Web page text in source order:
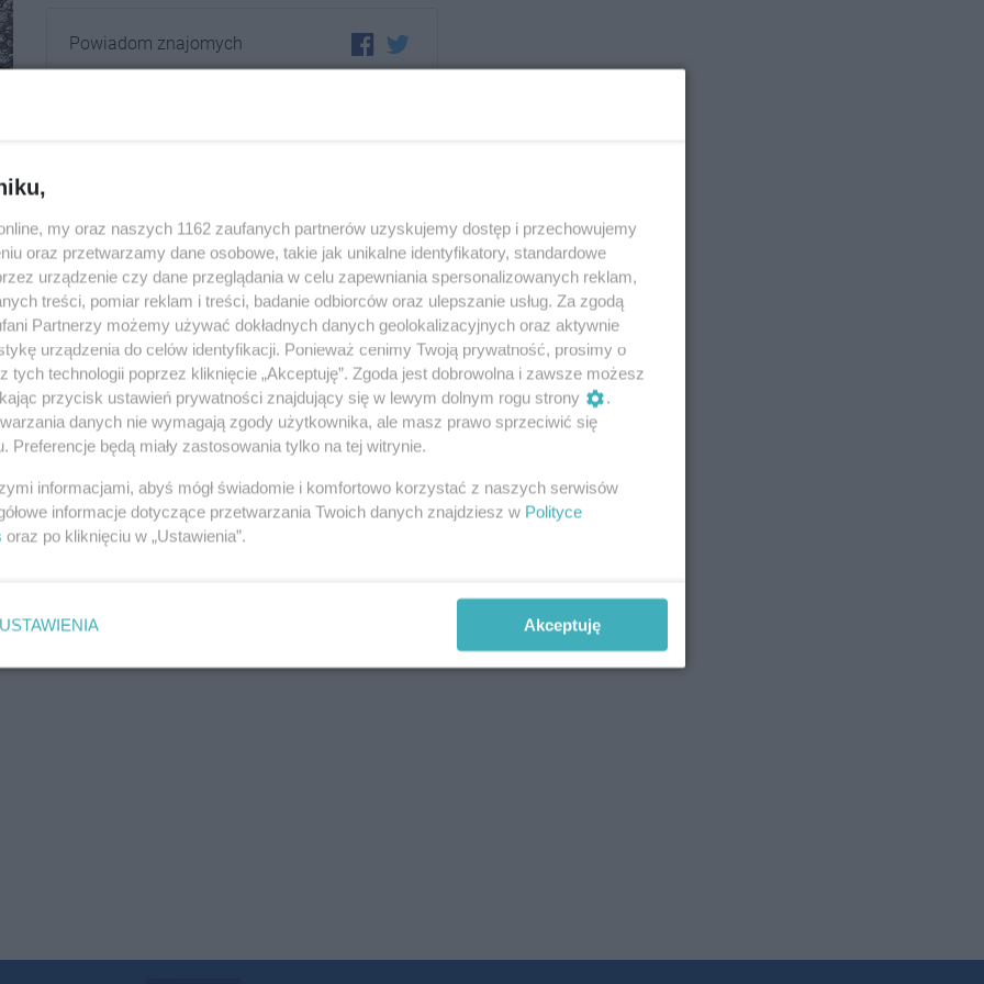
Powiadom znajomych
my oraz naszych 1162 zaufanych partnerów uzyskujemy dostęp i przechowujemy
oraz przetwarzamy dane osobowe, takie jak unikalne identyfikatory, standardowe
urządzenie czy dane przeglądania w celu zapewniania spersonalizowanych reklam,
treści, pomiar reklam i treści, badanie odbiorców oraz ulepszanie usług. Za zgodą
Partnerzy możemy używać dokładnych danych geolokalizacyjnych oraz aktywnie
urządzenia do celów identyfikacji. Ponieważ cenimy Twoją prywatność, prosimy o
tych technologii poprzez kliknięcie „Akceptuję”. Zgoda jest dobrowolna i zawsze możesz
przycisk ustawień prywatności znajdujący się w lewym dolnym rogu strony
.
danych nie wymagają zgody użytkownika, ale masz prawo sprzeciwić się
Preferencje będą miały zastosowania tylko na tej witrynie.
informacjami, abyś mógł świadomie i komfortowo korzystać z naszych serwisów
informacje dotyczące przetwarzania Twoich danych znajdziesz w Polityce
oraz po kliknięciu w „Ustawienia”.
USTAWIENIA Akceptuję